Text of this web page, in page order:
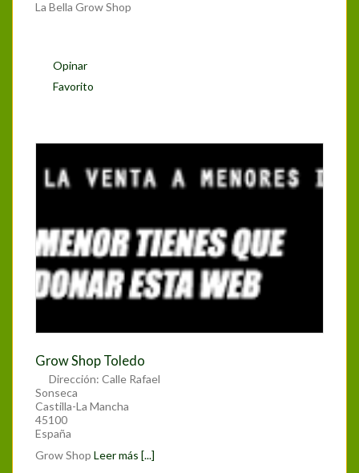
La Bella Grow Shop
Opinar
Favorito
Grow Shop Toledo
Dirección:Calle Rafael
Sonseca
Castilla-La Mancha
45100
España
Grow Shop Leer más [...]